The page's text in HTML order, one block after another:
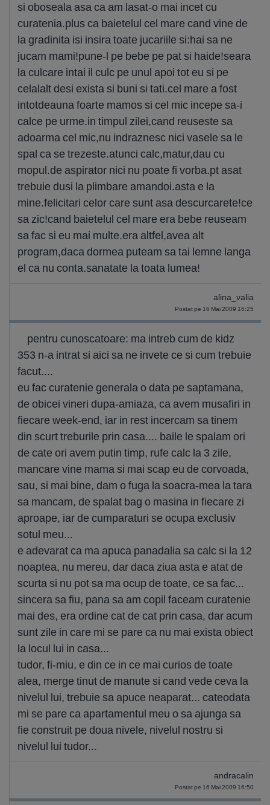
si oboseala asa ca am lasat-o mai incet cu
curatenia.plus ca baietelul cel mare cand vine de
la gradinita isi insira toate jucariile si:hai sa ne
jucam mami!pune-l pe bebe pe pat si haide!seara
la culcare intai il culc pe unul apoi tot eu si pe
celalalt desi exista si buni si tati.cel mare a fost
intotdeauna foarte mamos si cel mic incepe sa-i
calce pe urme.in timpul zilei,cand reuseste sa
adoarma cel mic,nu indraznesc nici vasele sa le
spal ca se trezeste.atunci calc,matur,dau cu
mopul.de aspirator nici nu poate fi vorba.pt asat
trebuie dusi la plimbare amandoi.asta e la
mine.felicitari celor care sunt asa descurcarete!ce
sa zic!cand baietelul cel mare era bebe reuseam
sa fac si eu mai multe.era altfel,avea alt
program,daca dormea puteam sa tai lemne langa
el ca nu conta.sanatate la toata lumea!
alina_valia
Postat pe 16 Mai 2009 16:25
pentru cunoscatoare: ma intreb cum de kidz
353 n-a intrat si aici sa ne invete ce si cum trebuie
facut....
eu fac curatenie generala o data pe saptamana,
de obicei vineri dupa-amiaza, ca avem musafiri in
fiecare week-end, iar in rest incercam sa tinem
din scurt treburile prin casa.... baile le spalam ori
de cate ori avem putin timp, rufe calc la 3 zile,
mancare vine mama si mai scap eu de corvoada,
sau, si mai bine, dam o fuga la soacra-mea la tara
sa mancam, de spalat bag o masina in fiecare zi
aproape, iar de cumparaturi se ocupa exclusiv
sotul meu...
e adevarat ca ma apuca panadalia sa calc si la 12
noaptea, nu mereu, dar daca ziua asta e atat de
scurta si nu pot sa ma ocup de toate, ce sa fac...
sincera sa fiu, pana sa am copil faceam curatenie
mai des, era ordine cat de cat prin casa, dar acum
sunt zile in care mi se pare ca nu mai exista obiect
la locul lui in casa...
tudor, fi-miu, e din ce in ce mai curios de toate
alea, merge tinut de manute si cand vede ceva la
nivelul lui, trebuie sa apuce neaparat... cateodata
mi se pare ca apartamentul meu o sa ajunga sa
fie construit pe doua nivele, nivelul nostru si
nivelul lui tudor...
andracalin
Postat pe 16 Mai 2009 16:50